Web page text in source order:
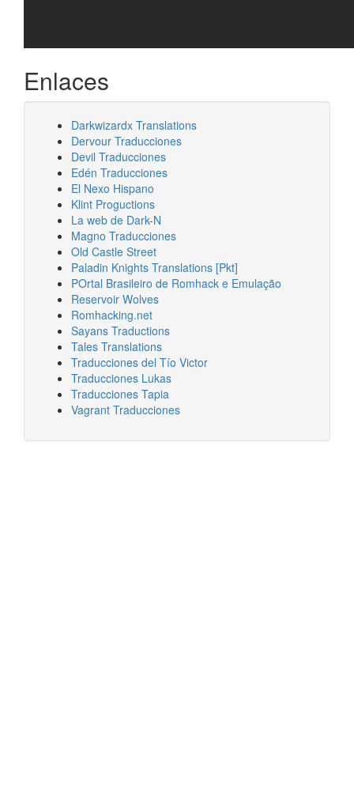
Enlaces
Darkwizardx Translations
Dervour Traducciones
Devil Traducciones
Edén Traducciones
El Nexo Hispano
Klint Proguctions
La web de Dark-N
Magno Traducciones
Old Castle Street
Paladin Knights Translations [Pkt]
POrtal Brasileiro de Romhack e Emulação
Reservoir Wolves
Romhacking.net
Sayans Traductions
Tales Translations
Traducciones del Tío Victor
Traducciones Lukas
Traducciones Tapia
Vagrant Traducciones